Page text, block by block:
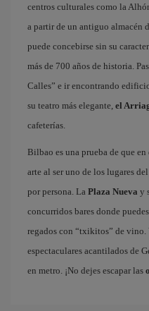
centros culturales como la
a partir de un antiguo almacén
puede concebirse sin su
más de 700 años de historia.
Calles” e ir encontrando
su teatro más elegante, el
cafeterías.
Bilbao es una prueba de que
arte al ser uno de los lugares
por persona. La Plaza Nueva y
concurridos bares donde
regados con “txikitos” de vino.
espectaculares acantilados de
en metro. ¡No dejes escapar las